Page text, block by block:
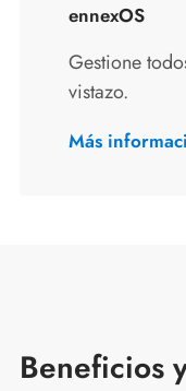
ennexOS
Gestione
vistazo.
Más
Beneficios